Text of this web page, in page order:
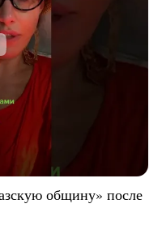
общину» после